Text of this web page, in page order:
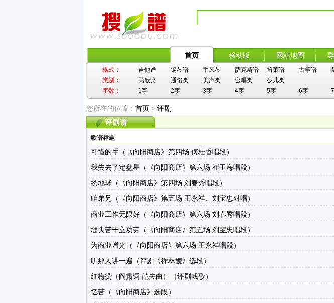
首页 移动版 网站地图
格式： 吉他谱 钢琴谱 手风琴 萨克斯谱 笛萧谱 古筝谱
类别：
民歌类 通俗类 美声类 合唱类
少儿类
字数：
1字 2字 3字 4字 5字 6字
您所在的位置： 首页 > 评剧
评剧谱
歌谱标题
可惜的手（《向阳商店》第四场 傅桂香唱段）
我失去了定盘星（《向阳商店》第六场 崔玉海唱段）
绣地球（《向阳商店》第四场 刘春秀唱段）
咱弟兄（《向阳商店》第五场 王永祥、刘宝忠对唱）
商业工作无限好（《向阳商店》第六场 刘春秀唱段）
埋头苦干立功劳（《向阳商店》第五场 刘宝忠唱段）
为商业增光（《向阳商店》第六场 王永祥唱段）
听那人讲一遍（评剧《祥林嫂》选段）
红梅赞（阎肃词 皑夫曲）（评剧戏歌）
忆苦（《向阳商店》选段）